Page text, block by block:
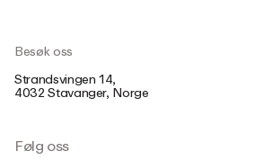
Følg oss
Besøk oss
Strandsvingen 14,
4032 Stavanger, Norge